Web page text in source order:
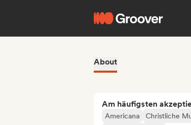
About
Am häufigsten
Americana Christliche